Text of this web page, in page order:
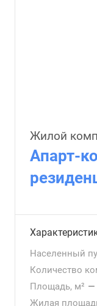
Жилой
Апарт-
Населенный
Количество
Площадь, м² —
Жилая